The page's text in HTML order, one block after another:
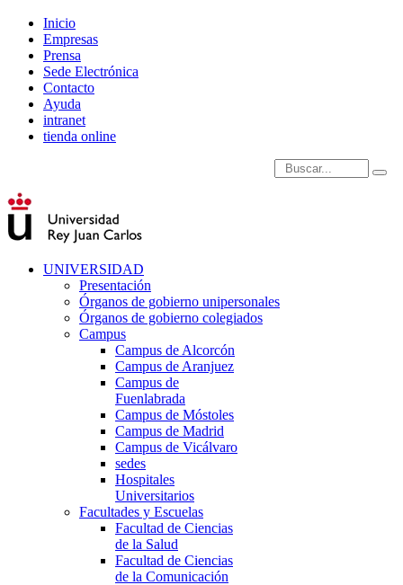
Inicio
Empresas
Prensa
Sede Electrónica
Contacto
Ayuda
intranet
tienda online
Introduce términos de
UNIVERSIDAD
Presentación
Órganos de gobierno unipersonales
Órganos de gobierno colegiados
Campus
Campus de Alcorcón
Campus de Aranjuez
Campus de
Fuenlabrada
Campus de Móstoles
Campus de Madrid
Campus de Vicálvaro
sedes
Hospitales
Universitarios
Facultades y Escuelas
Facultad de Ciencias
de la Salud
Facultad de Ciencias
de la Comunicación